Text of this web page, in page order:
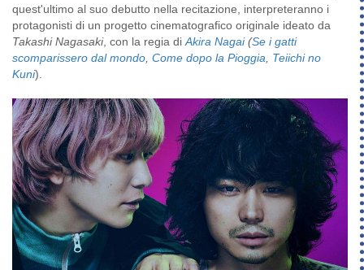
quest'ultimo al suo debutto nella recitazione, interpreteranno i
protagonisti di un progetto cinematografico originale ideato da
Takashi Nagasaki, con la regia di Akira Nagai(Se i gatti
scomparissero dal mondo Come dopo la Pioggia
Teiichi no
Kuni).